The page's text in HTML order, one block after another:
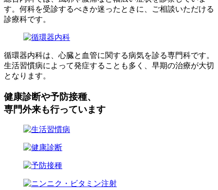
す。何科を受診するべきか迷ったときに、ご相談いただける
診療科です。
循環器内科は、心臓と血管に関する病気を診る専門科です。
生活習慣病によって発症することも多く、早期の治療が大切
となります。
健康診断や予防接種、
専門外来も行っています